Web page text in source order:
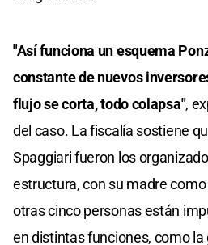
"Así funciona un esquema
constante de nuevos
flujo se corta, todo colapsa",
del caso. La fiscalía sostiene
Spaggiari fueron los
estructura, con su madre
otras cinco personas están
en distintas funciones, como la